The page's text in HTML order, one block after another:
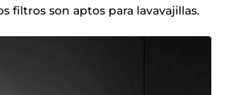
filtros son aptos para lavavajillas.